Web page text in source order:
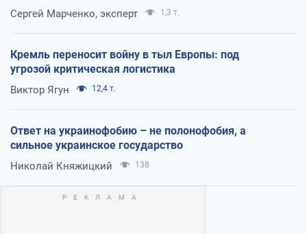
Сергей Марченко, эксперт 1,3 т.
Кремль переносит войну в тыл Европы: под
угрозой критическая логистика
Виктор Ягун 12,4 т.
Ответ на украинофобию – не полонофобия, а
сильное украинское государство
Николай Княжицкий 138